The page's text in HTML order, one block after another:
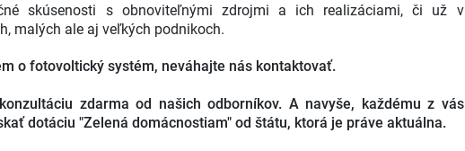
skúsenosti s obnoviteľnými zdrojmi a ich realizáciami, či už v
malých ale aj veľkých podnikoch.
o fotovoltický systém, neváhajte nás kontaktovať.
zdarma od našich odborníkov. A navyše, každému z vás
dotáciu "Zelená domácnostiam" od štátu, ktorá je práve aktuálna.